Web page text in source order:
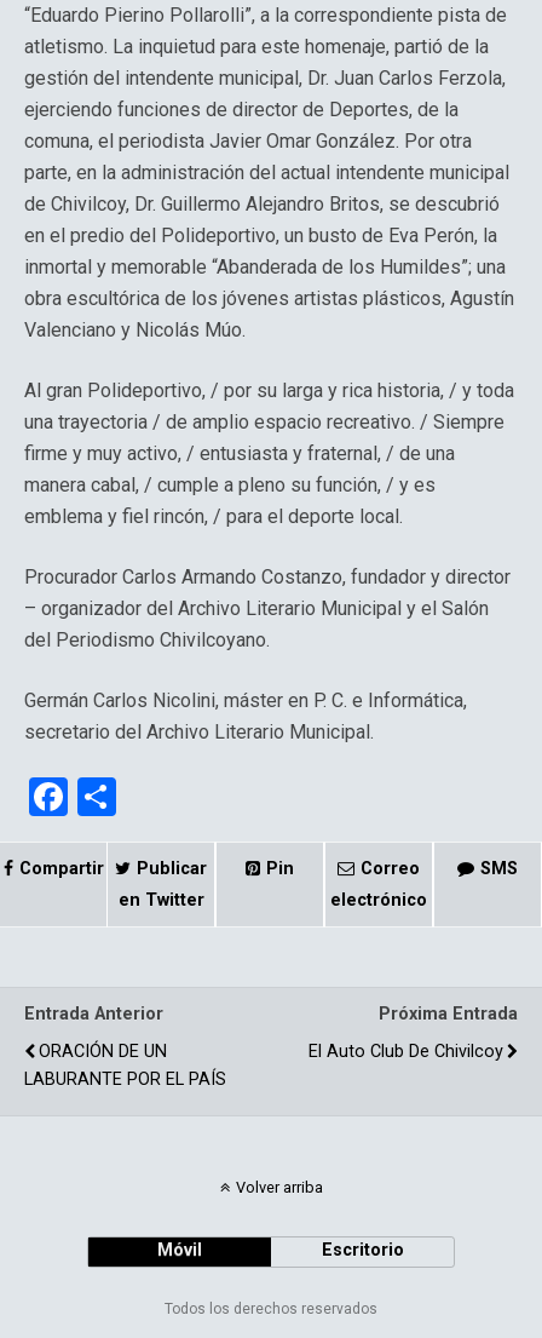
“Eduardo Pierino Pollarolli”, a la correspondiente pista de
atletismo. La inquietud para este homenaje, partió de la
gestión del intendente municipal, Dr. Juan Carlos Ferzola,
ejerciendo funciones de director de Deportes, de la
comuna, el periodista Javier Omar González. Por otra
parte, en la administración del actual intendente municipal
de Chivilcoy, Dr. Guillermo Alejandro Britos, se descubrió
en el predio del Polideportivo, un busto de Eva Perón, la
inmortal y memorable “Abanderada de los Humildes”; una
obra escultórica de los jóvenes artistas plásticos, Agustín
Valenciano y Nicolás Múo.
Al gran Polideportivo, / por su larga y rica historia, / y toda
una trayectoria / de amplio espacio recreativo. / Siempre
firme y muy activo, / entusiasta y fraternal, / de una
manera cabal, / cumple a pleno su función, / y es
emblema y fiel rincón, / para el deporte local.
Procurador Carlos Armando Costanzo, fundador y director
– organizador del Archivo Literario Municipal y el Salón
del Periodismo Chivilcoyano.
Germán Carlos Nicolini, máster en P. C. e Informática,
secretario del Archivo Literario Municipal.
F
a
ce
k
o
m
p
Compartir
Publicar
en Twitter
Pin
Correo
electrónico
SMS
Entrada Anterior
ORACIÓN DE UN
LABURANTE POR EL PAÍS
Próxima Entrada
El Auto Club De Chivilcoy
Volver arriba
Móvil Escritorio
Todos los derechos reservados